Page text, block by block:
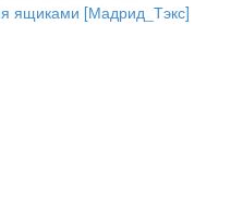
ящиками [Мадрид_Тэкс]